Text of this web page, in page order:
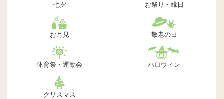
七夕 お祭り・縁日
お月見 敬老の日
体育祭・運動会 ハロウィン
クリスマス